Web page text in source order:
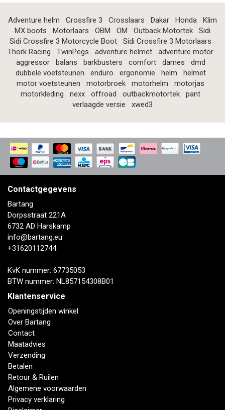
Adventure helm Crossfire 3 Crosslaars Dakar Honda
Klim
MX boots
Motorlaars OBM OM Outback Motortek
Sidi
Sidi Crossfire 3 Motorcycle Boot
Sidi Crossfire 3 Motorlaars
Thork Racing
TwinPegs adventure helmet
adventure motor
aggressor
balans barkbusters comfort dames
dmd
dubbele voetsteunen
enduro ergonomie helm
helmet
motor voetsteunen
motorbroek motorhelm
motorjas
motorkleding
nexx offroad outbackmotortek
pant
verlaagde versie
xwed3
Contactgegevens
Bartang
Dorpsstraat 221A
6732 AD Harskamp
info@bartang.eu
+31620112744
KvK nummer: 67735053
BTW nummer: NL857154308B01
Klantenservice
Openingstijden winkel
Over Bartang
Contact
Maatadvies
Verzending
Betalen
Retour & Ruilen
Algemene voorwaarden
Privacy verklaring